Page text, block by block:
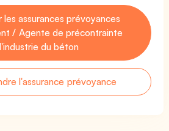
les assurances prévoyances
/ Agente de précontrainte
du béton
l'assurance prévoyance